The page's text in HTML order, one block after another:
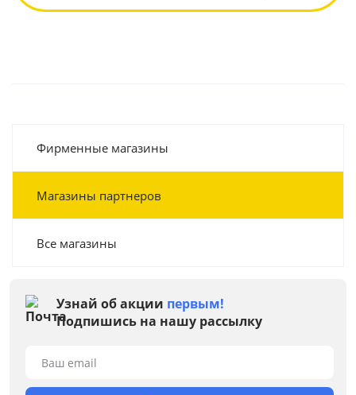
Фирменные магазины
Магазины партнеров
Все магазины
Узнай об акции первым!
Подпишись на нашу рассылку
Ваш email